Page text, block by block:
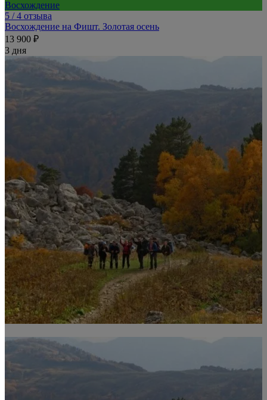
Восхождение
5 / 4 отзыва
Восхождение на Фишт. Золотая осень
13 900 ₽
3 дня